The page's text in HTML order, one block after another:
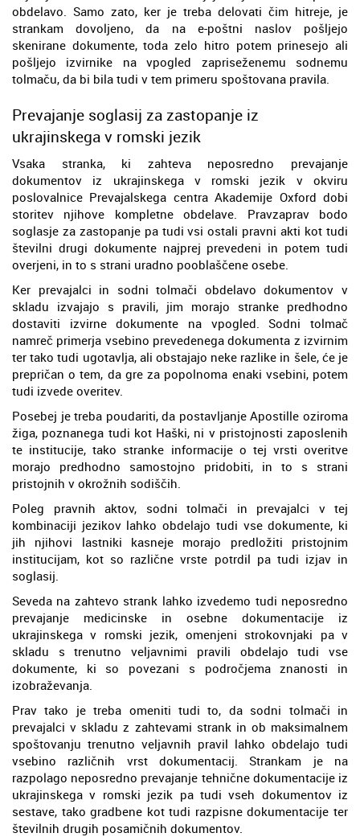
obdelavo. Samo zato, ker je treba delovati čim hitreje, je
strankam dovoljeno, da na e-poštni naslov pošljejo
skenirane dokumente, toda zelo hitro potem prinesejo ali
pošljejo izvirnike na vpogled zapriseženemu sodnemu
tolmaču, da bi bila tudi v tem primeru spoštovana pravila.
Prevajanje soglasij za zastopanje iz
ukrajinskega v romski jezik
Vsaka stranka, ki zahteva neposredno prevajanje
dokumentov iz ukrajinskega v romski jezik v okviru
poslovalnice Prevajalskega centra Akademije Oxford dobi
storitev njihove kompletne obdelave. Pravzaprav bodo
soglasje za zastopanje pa tudi vsi ostali pravni akti kot tudi
številni drugi dokumente najprej prevedeni in potem tudi
overjeni, in to s strani uradno pooblaščene osebe.
Ker prevajalci in sodni tolmači obdelavo dokumentov v
skladu izvajajo s pravili, jim morajo stranke predhodno
dostaviti izvirne dokumente na vpogled. Sodni tolmač
namreč primerja vsebino prevedenega dokumenta z izvirnim
ter tako tudi ugotavlja, ali obstajajo neke razlike in šele, će je
prepričan o tem, da gre za popolnoma enaki vsebini, potem
tudi izvede overitev.
Posebej je treba poudariti, da postavljanje Apostille oziroma
žiga, poznanega tudi kot Haški, ni v pristojnosti zaposlenih
te institucije, tako stranke informacije o tej vrsti overitve
morajo predhodno samostojno pridobiti, in to s strani
pristojnih v okrožnih sodiščih.
Poleg pravnih aktov, sodni tolmači in prevajalci v tej
kombinaciji jezikov lahko obdelajo tudi vse dokumente, ki
jih njihovi lastniki kasneje morajo predložiti pristojnim
institucijam, kot so različne vrste potrdil pa tudi izjav in
soglasij.
Seveda na zahtevo strank lahko izvedemo tudi neposredno
prevajanje medicinske in osebne dokumentacije iz
ukrajinskega v romski jezik, omenjeni strokovnjaki pa v
skladu s trenutno veljavnimi pravili obdelajo tudi vse
dokumente, ki so povezani s področjema znanosti in
izobraževanja.
Prav tako je treba omeniti tudi to, da sodni tolmači in
prevajalci v skladu z zahtevami strank in ob maksimalnem
spoštovanju trenutno veljavnih pravil lahko obdelajo tudi
vsebino različnih vrst dokumentacij. Strankam je na
razpolago neposredno prevajanje tehnične dokumentacije iz
ukrajinskega v romski jezik pa tudi vseh dokumentov iz
sestave, tako gradbene kot tudi razpisne dokumentacije ter
številnih drugih posamičnih dokumentov.